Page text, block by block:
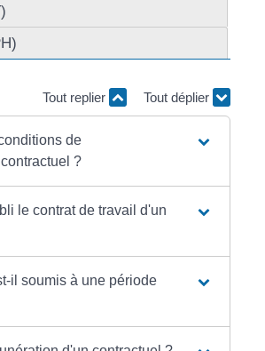
Tout replier Tout déplier
de
?
le contrat de travail d'un
il soumis à une période